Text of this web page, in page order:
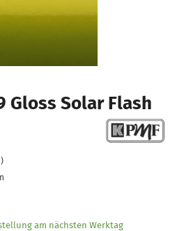
Gloss Solar Flash
am nächsten Werktag